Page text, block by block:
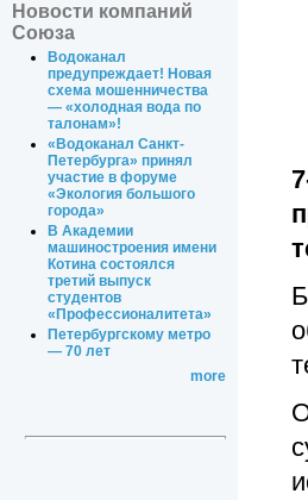
Новости компаний
Союза
Водоканал
предупреждает! Новая
схема мошенничества
— «холодная вода по
талонам»!
«Водоканал Санкт-
Петербурга» принял
участие в форуме
«Экология большого
города»
В Академии
машиностроения имени
Котина состоялся
третий выпуск
студентов
«Профессионалитета»
Петербургскому метро
— 70 лет
more